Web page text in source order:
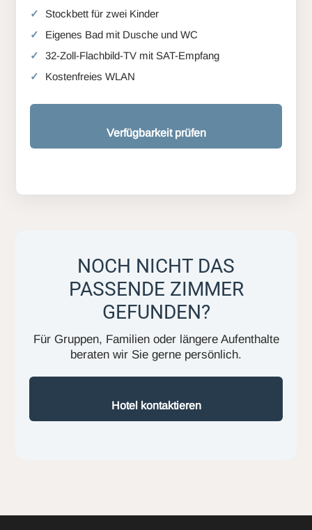
Stockbett für zwei Kinder
Eigenes Bad mit Dusche und WC
32-Zoll-Flachbild-TV mit SAT-Empfang
Kostenfreies WLAN
Verfügbarkeit prüfen
NOCH NICHT DAS
PASSENDE ZIMMER
GEFUNDEN?
Für Gruppen, Familien oder längere Aufenthalte
beraten wir Sie gerne persönlich.
Hotel kontaktieren